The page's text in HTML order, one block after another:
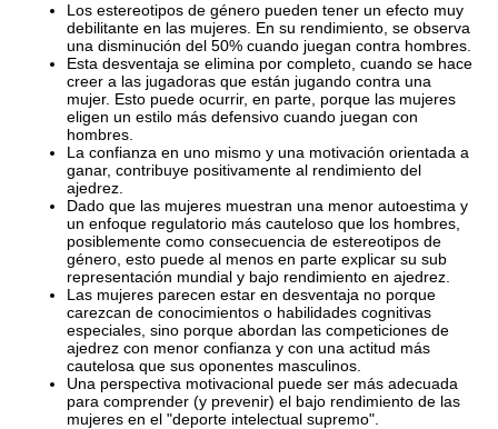
Los estereotipos de género pueden tener un efecto muy
debilitante en las mujeres. En su rendimiento, se observa
una disminución del 50% cuando juegan contra hombres.
Esta desventaja se elimina por completo, cuando se hace
creer a las jugadoras que están jugando contra una
mujer. Esto puede ocurrir, en parte, porque las mujeres
eligen un estilo más defensivo cuando juegan con
hombres.
La confianza en uno mismo y una motivación orientada a
ganar, contribuye positivamente al rendimiento del
ajedrez.
Dado que las mujeres muestran una menor autoestima y
un enfoque regulatorio más cauteloso que los hombres,
posiblemente como consecuencia de estereotipos de
género, esto puede al menos en parte explicar su sub
representación mundial y bajo rendimiento en ajedrez.
Las mujeres parecen estar en desventaja no porque
carezcan de conocimientos o habilidades cognitivas
especiales, sino porque abordan las competiciones de
ajedrez con menor confianza y con una actitud más
cautelosa que sus oponentes masculinos.
Una perspectiva motivacional puede ser más adecuada
para comprender (y prevenir) el bajo rendimiento de las
mujeres en el "deporte intelectual supremo".